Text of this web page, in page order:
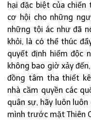
hại đặc biệt của
cơ hội cho những
những tội ác như đã
khỏi, là có thể thúc
quyết định hiểm độc
không bao giờ xảy
đồng tâm tha thiết
nhà cầm quyền các
quân sự, hãy luôn
mình trước mặt Thiên